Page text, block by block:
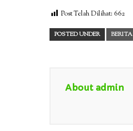
Post Telah Dilihat: 662
POSTED UNDER BERITA
About admin